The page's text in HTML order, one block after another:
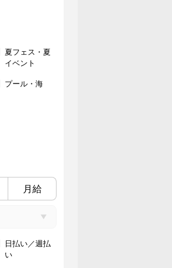
夏フェス・夏
イベント
プール・海
月給
日払い／週払
い